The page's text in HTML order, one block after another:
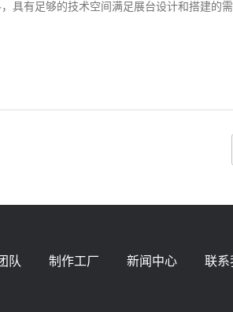
具有足够的技术空间满足展台设计和搭建的
队 制作工厂 新闻中心 联系